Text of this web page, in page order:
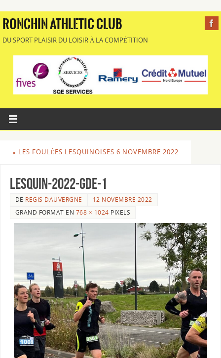
RONCHIN ATHLETIC CLUB
DU SPORT PLAISIR DU LOISIR À LA COMPÉTITION
« LES FOULÉES LESQUINOISES 6 NOVEMBRE 2022
lesquin-2022-gde-1
DE REGIS DAUVERGNE
12 NOVEMBRE 2022
GRAND FORMAT EN 768 × 1024 PIXELS